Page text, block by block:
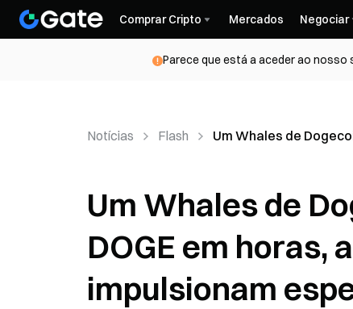
Comprar Cripto Mercados Negociar
Parece que está a aceder ao
Notícias Flash Um Whales de
Um Whales de
DOGE em horas,
impulsionam